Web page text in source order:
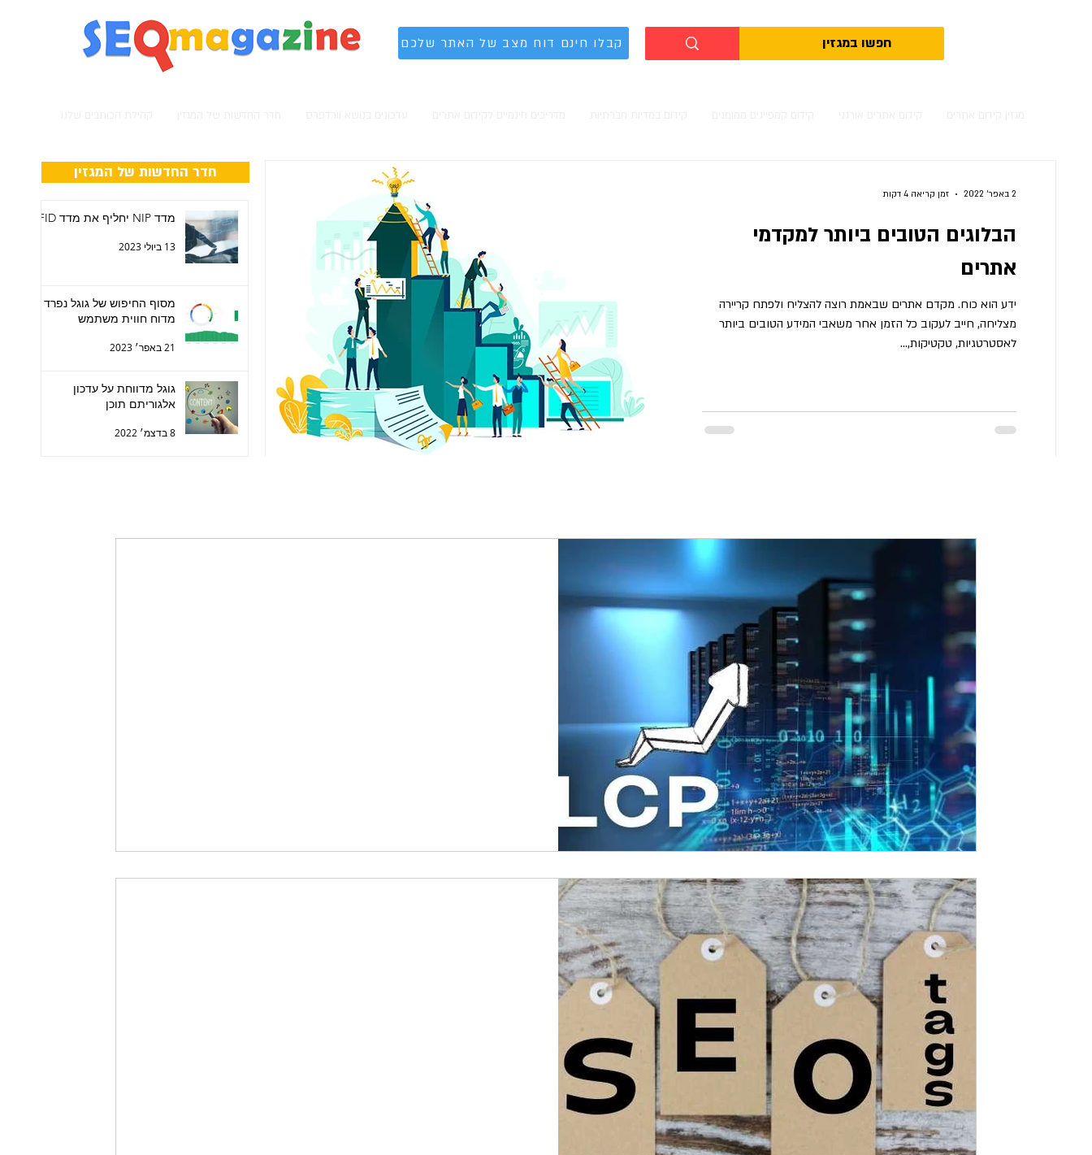
קבלו חינם דוח מצב של האתר שלכם
חדר החדשות של המגזין
הבלוגים הטובים ביותר למקדמי
אתרים
ידע הוא כוח. מקדם אתרים שבאמת רוצה להצליח ולפתח קריירה
מצליחה, חייב לעקוב כל הזמן אחר משאבי המידע הטובים ביותר
לאסטרטגיות, טקטיקות,...
2 באפר׳ 2022 זמן קריאה 4 דקות
מדד NIP יחליף את מדד FID
13 ביולי 2023
מסוף החיפוש של גוגל נפרד
מדוח חווית משתמש
21 באפר׳ 2023
גוגל מדווחת על עדכון
אלגוריתם תוכן
8 בדצמ׳ 2022
וורדפרס מטפלת בדפי חווית משתמש
שדרוג וורדפרס לגרסה 5.8 היא סנונית לקראת דצמבר הקרוב בו עתיד
(כנראה) לעלות עדכון הגרסה 5.9 של וורדפרס. בין היתר עתיד לטפל
עבודה עם תגיות בוורדפרס
וורדפרס מביאה לנו שלל אפשרויות לייצר היררכיה של מידע באתר שלנו.
אנו מייצרים עמודים שיודעים להציג מידע סטטי, פוסטים שיודעים להציג
מידע דינמי